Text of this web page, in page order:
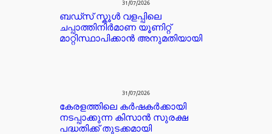
31/07/2026
ബഡ്‌സ് സ്കൂൾ വളപ്പിലെ
ചപ്പാത്തിനിർമാണ യൂണിറ്റ്
മാറ്റിസ്ഥാപിക്കാൻ അനുമതിയായി
31/07/2026
കേരളത്തിലെ കർഷകർക്കായി
നടപ്പാക്കുന്ന കിസാൻ സുരക്ഷ
പദ്ധതിക്ക് തുടക്കമായി